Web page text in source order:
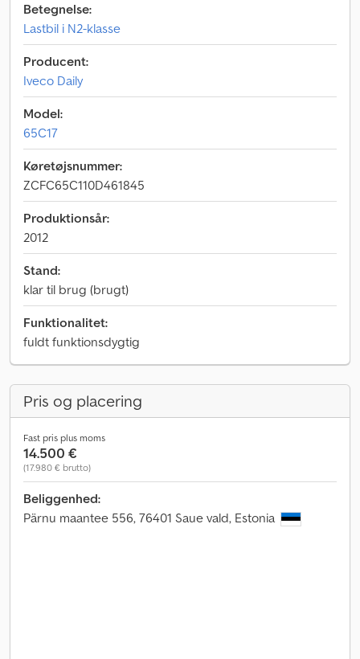
Betegnelse:
Lastbil i N2-klasse
Producent:
Iveco Daily
Model:
65C17
Køretøjsnummer:
ZCFC65C110D461845
Produktionsår:
2012
Stand:
klar til brug (brugt)
Funktionalitet:
fuldt funktionsdygtig
Pris og placering
Fast pris plus moms
14.500 €
(17.980 € brutto)
Beliggenhed:
Pärnu maantee 556, 76401 Saue vald, Estonia